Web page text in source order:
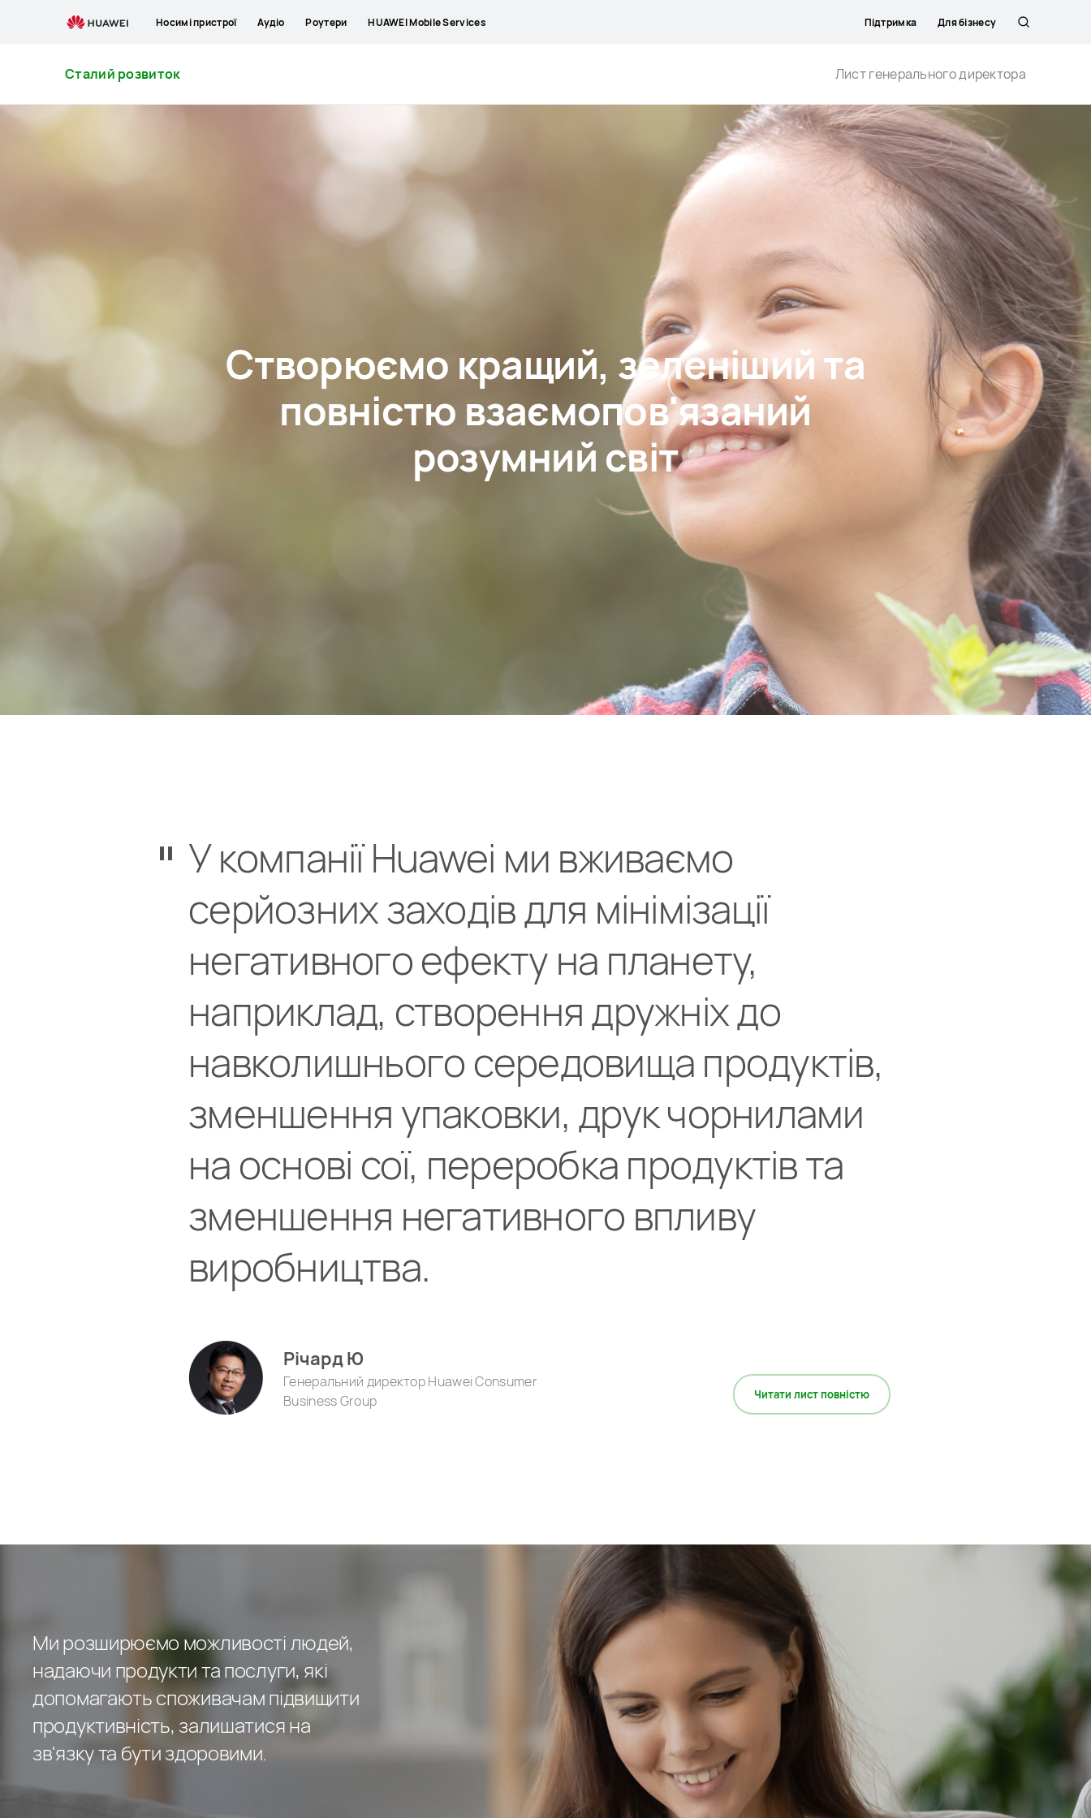
Носимі пристрої Аудіо Роутери HUAWEI Mobile Services Підтримка Для бізнесу
Сталий розвиток
Лист генерального директора
Створюємо кращий, зеленіший та
повністю взаємопов'язаний
розумний світ
У компанії Huawei ми вживаємо
серйозних заходів для мінімізації
негативного ефекту на планету,
наприклад, створення дружніх до
навколишнього середовища продуктів,
зменшення упаковки, друк чорнилами
на основі сої, переробка продуктів та
зменшення негативного впливу
виробництва.
Річард Ю
Генеральний директор Huawei Consumer
Business Group
Читати лист повністю
Ми розширюємо можливості людей,
надаючи продукти та послуги, які
допомагають споживачам підвищити
продуктивність, залишатися на
зв'язку та бути здоровими.